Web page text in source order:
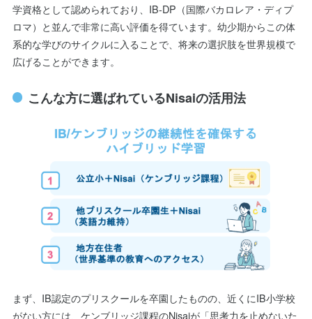
学資格として認められており、IB-DP（国際バカロレア・ディプ
ロマ）と並んで非常に高い評価を得ています。幼少期からこの体
系的な学びのサイクルに入ることで、将来の選択肢を世界規模で
広げることができます。
こんな方に選ばれているNisaiの活用法
まず、IB認定のプリスクールを卒園したものの、近くにIB小学校
がない方には、ケンブリッジ課程のNisaiが「思考力を止めないた